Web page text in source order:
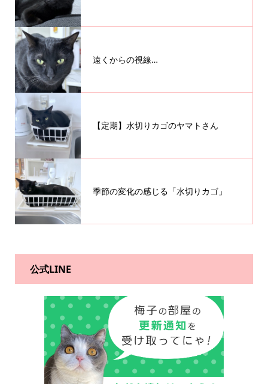
遠くからの視線…
【定期】水切りカゴのヤマトさん
季節の変化の感じる「水切りカゴ」
公式LINE